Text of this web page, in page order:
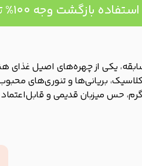
بازگشت وجه ۱۰۰% تضمینه!
یکی از چهره‌های اصیل غذای
بریانی‌ها و تنوری‌های
حس میزبان قدیمی و قابل‌اعتماد